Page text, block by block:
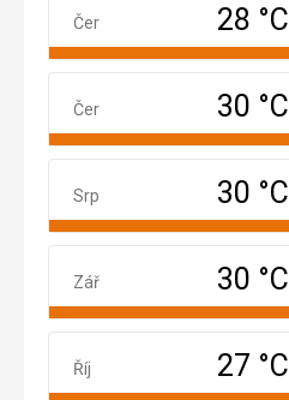
Červen
Čer 28 °C
Červenec
Čer 30 °C
Srpen
Srp 30 °C
Září
Zář 30 °C
Říjen
Říj 27 °C